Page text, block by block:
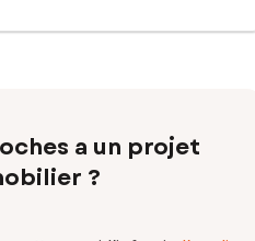
a un projet
?